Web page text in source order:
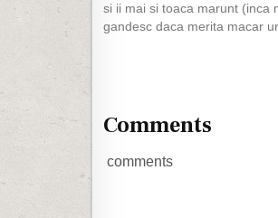
si ii mai si toaca marunt (inca
gandesc daca merita macar
Comments
comments